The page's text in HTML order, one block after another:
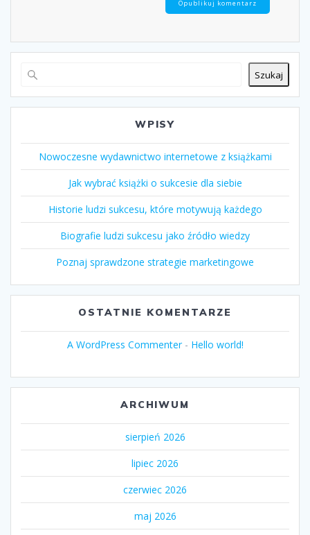
Szukaj
WPISY
Nowoczesne wydawnictwo internetowe z książkami
Jak wybrać książki o sukcesie dla siebie
Historie ludzi sukcesu, które motywują każdego
Biografie ludzi sukcesu jako źródło wiedzy
Poznaj sprawdzone strategie marketingowe
OSTATNIE KOMENTARZE
A WordPress Commenter- Hello world!
ARCHIWUM
sierpień 2026
lipiec 2026
czerwiec 2026
maj 2026